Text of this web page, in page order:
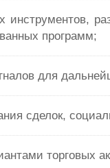
инструментов,
программ;
для
сделок,
торговых